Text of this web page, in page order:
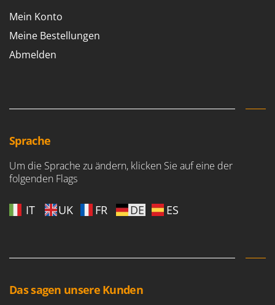
Mein Konto
Meine Bestellungen
Abmelden
Sprache
Um die Sprache zu ändern, klicken Sie auf eine der
folgenden Flags
IT UK FR DE ES
Das sagen unsere Kunden